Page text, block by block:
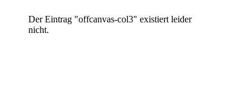
Der Eintrag "offcanvas-col3" existiert leider
nicht.